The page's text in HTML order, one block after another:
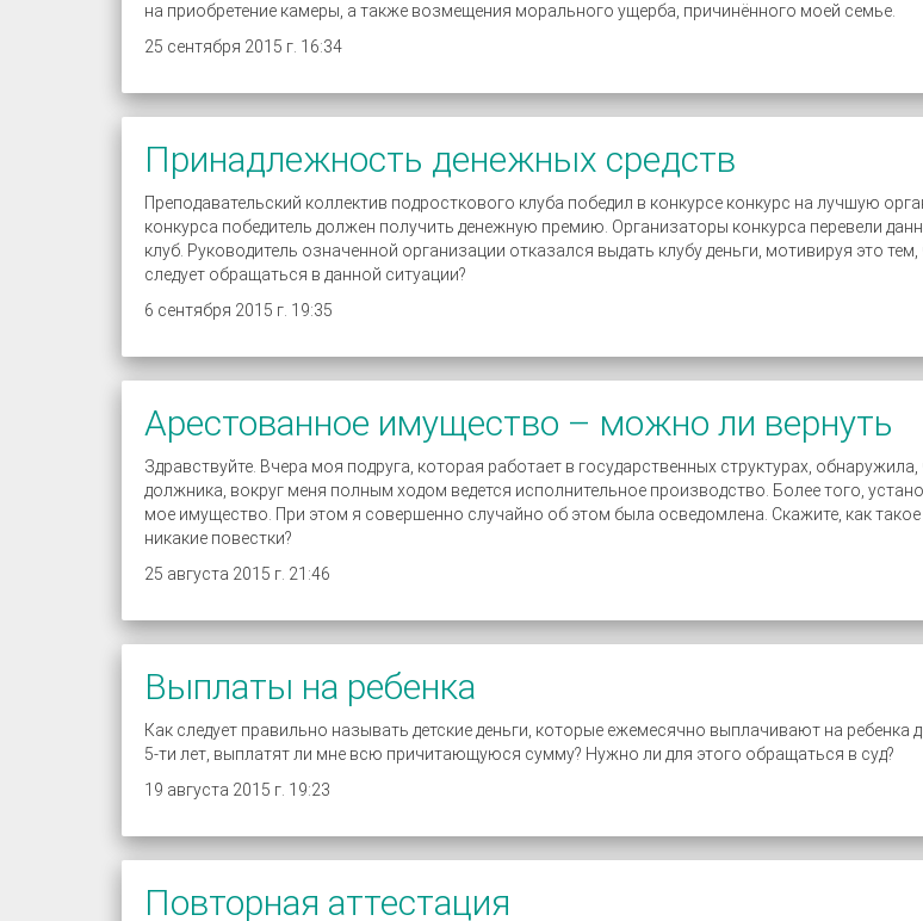
на приобретение камеры, а также возмещения морального ущерба, причинённого моей семье.
25 сентября 2015 г. 16:34
Принадлежность денежных средств
Преподавательский коллектив подросткового клуба победил в конкурсе конкурс на лучшую
конкурса победитель должен получить денежную премию. Организаторы конкурса перевели
клуб. Руководитель означенной организации отказался выдать клубу деньги, мотивируя это
следует обращаться в данной ситуации?
6 сентября 2015 г. 19:35
Арестованное имущество – можно ли вернуть
Здравствуйте. Вчера моя подруга, которая работает в государственных структурах,
должника, вокруг меня полным ходом ведется исполнительное производство. Более того,
мое имущество. При этом я совершенно случайно об этом была осведомлена. Скажите, как
никакие повестки?
25 августа 2015 г. 21:46
Выплаты на ребенка
Как следует правильно называть детские деньги, которые ежемесячно выплачивают на ребенка
5-ти лет, выплатят ли мне всю причитающуюся сумму? Нужно ли для этого обращаться в суд?
19 августа 2015 г. 19:23
Повторная аттестация